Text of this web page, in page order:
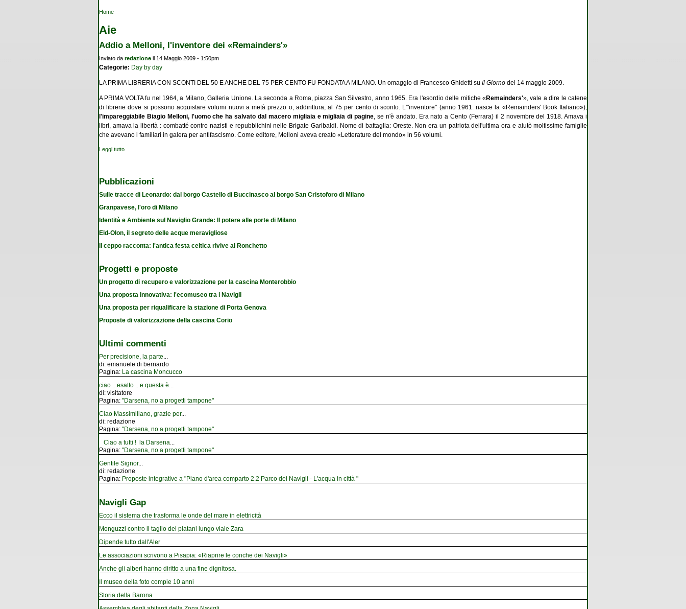
Tu sei qui
Home
Aie
Addio a Melloni, l'inventore dei «Remainders'»
Inviato da redazione il 14 Maggio 2009 - 1:50pm
Categorie: Day by day
LA PRIMA LIBRERIA CON SCONTI DEL 50 E ANCHE DEL 75 PER CENTO FU FONDATA A MILANO. Un omaggio di Francesco Ghidetti su Il Giorno del 14 maggio 2009.
A PRIMA VOLTA fu nel 1964, a Milano, Galleria Unione. La seconda a Roma, piazza San Silvestro, anno 1965. Era l'esordio delle mitiche « Remainders'», vale a dire le catene
di librerie dove si possono acquistare volumi nuovi a metà prezzo o, addirittura, al 75 per cento di sconto. L'"inventore" (anno 1961: nasce la «Remainders' Book Italiano»),
l'impareggiabile Biagio Melloni, l'uomo che ha salvato dal macero migliaia e migliaia di pagine, se n'è andato. Era nato a Cento (Ferrara) il 2 novembre del 1918. Amava i
libri, amava la libertà : combatté contro nazisti e repubblichini nelle Brigate Garibaldi. Nome di battaglia: Oreste. Non era un patriota dell'ultima ora e aiutò moltissime famiglie
che avevano i familiari in galera per antifascismo. Come editore, Melloni aveva creato «Letterature del mondo» in 56 volumi.
Leggi tutto
Pubblicazioni
Sulle tracce di Leonardo: dal borgo Castello di Buccinasco al borgo San Cristoforo di Milano
Granpavese, l'oro di Milano
Identità e Ambiente sul Naviglio Grande: Il potere alle porte di Milano
Eid-Olon, il segreto delle acque meravigliose
Il ceppo racconta: l'antica festa celtica rivive al Ronchetto
Progetti e proposte
Un progetto di recupero e valorizzazione per la cascina Monterobbio
Una proposta innovativa: l'ecomuseo tra i Navigli
Una proposta per riqualificare la stazione di Porta Genova
Proposte di valorizzazione della cascina Corio
Ultimi commenti
Per precisione, la parte...
di: emanuele di bernardo
Pagina: La cascina Moncucco
ciao .. esatto .. e questa è...
di: visitatore
Pagina: "Darsena, no a progetti tampone"
Ciao Massimiliano, grazie per...
di: redazione
Pagina: "Darsena, no a progetti tampone"
Ciao a tutti ! la Darsena...
Pagina: "Darsena, no a progetti tampone"
Gentile Signor...
di: redazione
Pagina: Proposte integrative a "Piano d'area comparto 2.2 Parco dei Navigli - L'acqua in città "
Navigli Gap
Ecco il sistema che trasforma le onde del mare in elettricità
Monguzzi contro il taglio dei platani lungo viale Zara
Dipende tutto dall'Aler
Le associazioni scrivono a Pisapia: «Riaprire le conche dei Navigli»
Anche gli alberi hanno diritto a una fine dignitosa.
Il museo della foto compie 10 anni
Storia della Barona